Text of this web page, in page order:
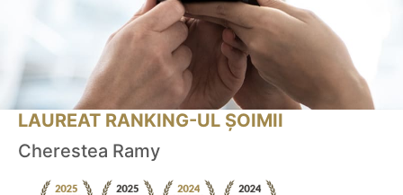
LAUREAT RANKING-UL ȘOIMII
Cherestea Ramy